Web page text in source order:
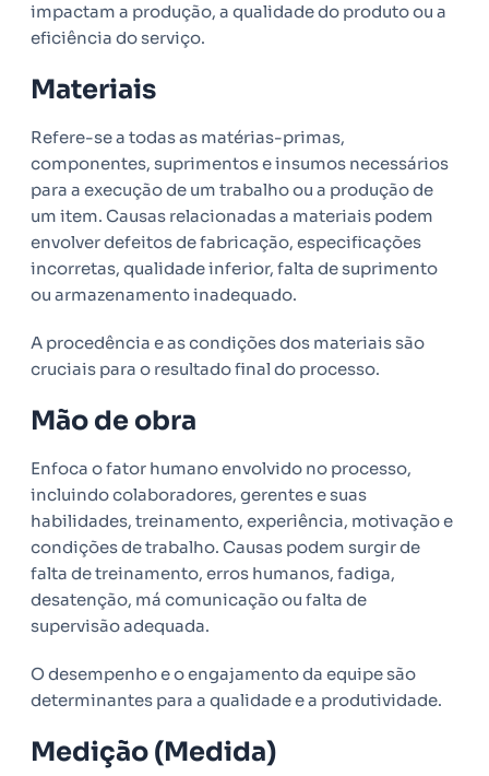
impactam a produção, a qualidade do produto ou a
eficiência do serviço.
Materiais
Refere-se a todas as matérias-primas,
componentes, suprimentos e insumos necessários
para a execução de um trabalho ou a produção de
um item. Causas relacionadas a materiais podem
envolver defeitos de fabricação, especificações
incorretas, qualidade inferior, falta de suprimento
ou armazenamento inadequado.
A procedência e as condições dos materiais são
cruciais para o resultado final do processo.
Mão de obra
Enfoca o fator humano envolvido no processo,
incluindo colaboradores, gerentes e suas
habilidades, treinamento, experiência, motivação e
condições de trabalho. Causas podem surgir de
falta de treinamento, erros humanos, fadiga,
desatenção, má comunicação ou falta de
supervisão adequada.
O desempenho e o engajamento da equipe são
determinantes para a qualidade e a produtividade.
Medição (Medida)